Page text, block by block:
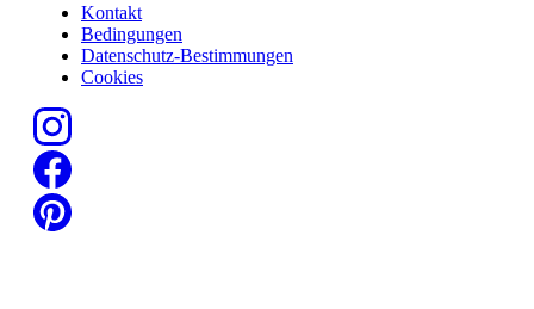
Kontakt
Bedingungen
Datenschutz-Bestimmungen
Cookies